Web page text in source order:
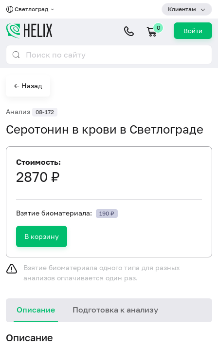
Светлоград Клиентам
0 Войти
← Назад
Анализ 08-172
Серотонин в крови в Светлограде
Стоимость:
2870 ₽
Взятие биоматериала: 190 ₽
В корзину
Взятие биоматериала одного типа для разных
анализов оплачивается один раз.
Описание Подготовка к анализу
Описание